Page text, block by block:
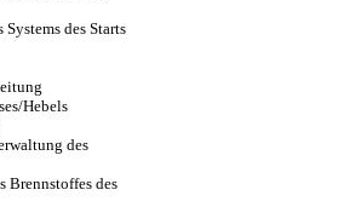
des Starts
Hebels
des
Brennstoffes des